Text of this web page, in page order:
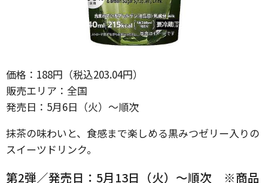
価格：188円（税込203.04円）
販売エリア：全国
発売日：5月6日（火）〜順次
抹茶の味わいと、食感まで楽しめる黒みつゼリー入りの
スイーツドリンク。
第2弾／発売日：5月13日（火）〜順次 ※商品